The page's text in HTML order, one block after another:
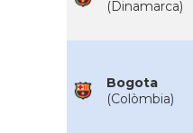
(Dinamarca)
Bogota
(Colòmbia)